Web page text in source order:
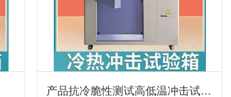
产品抗冷脆性测试高低温冲击试验箱